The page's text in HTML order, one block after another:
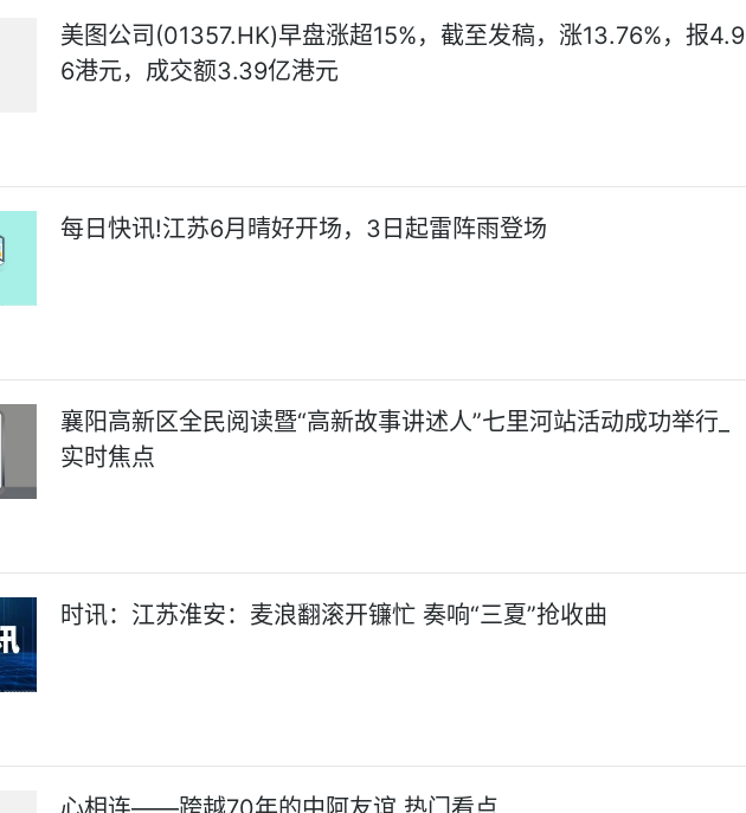
美图公司(01357.HK)早盘涨超15%，截至发稿，涨13.76%，报4.9
6港元，成交额3.39亿港元
每日快讯!江苏6月晴好开场，3日起雷阵雨登场
襄阳高新区全民阅读暨“高新故事讲述人”七里河站活动成功举行_
实时焦点
时讯：江苏淮安：麦浪翻滚开镰忙 奏响“三夏”抢收曲